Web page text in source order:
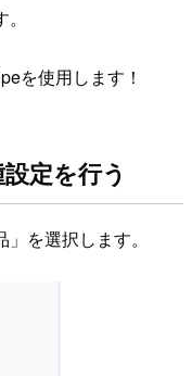
を使用します！
定を行う
を選択します。